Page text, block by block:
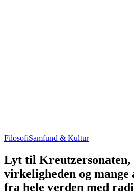
FilosofiSamfund & Kultur
Lyt til Kreutzersonaten,
virkeligheden og mange
fra hele verden med